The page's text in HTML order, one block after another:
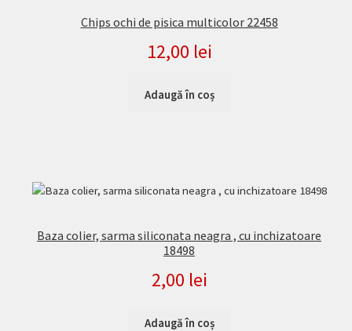
Chips ochi de pisica multicolor 22458
12,00 lei
Adaugă în coș
Baza colier, sarma siliconata neagra , cu inchizatoare
18498
2,00 lei
Adaugă în coș